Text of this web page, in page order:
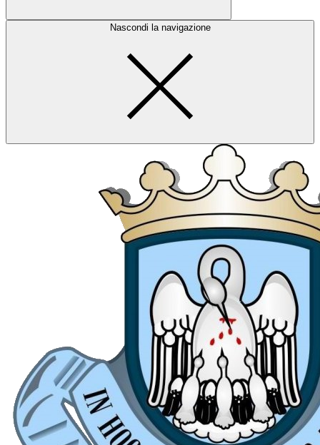
Nascondi la navigazione